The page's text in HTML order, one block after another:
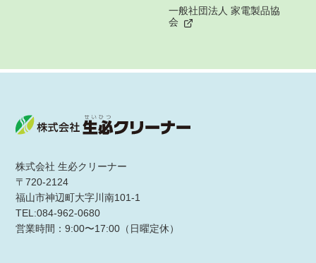
一般社団法人 家電製品協
会
株式会社 生必クリーナー
〒720-2124
福山市神辺町大字川南101-1
TEL:084-962-0680
営業時間：9:00〜17:00（日曜定休）